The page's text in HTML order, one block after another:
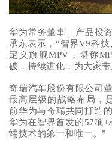
华为常务董事、产品投
承东表示，“智界V9科
定义旗舰MPV，堪称
破，持续进化，为大家
奇瑞汽车股份有限公司
最高层级的战略布局，
前华为与奇瑞共同打造
华为在智界首发的57项
端技术的第一和唯一。”